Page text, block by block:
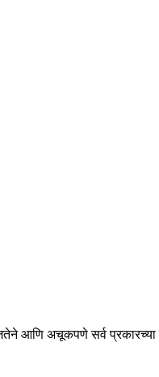
आणि अचूकपणे सर्व